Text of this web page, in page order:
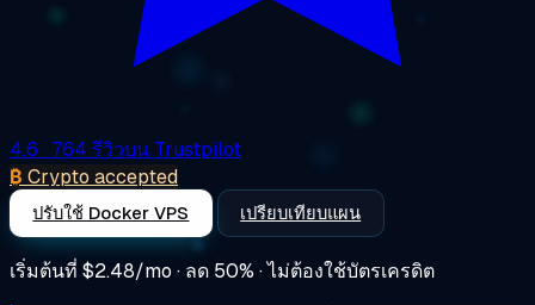
4.6 · 764 รีวิวบน Trustpilot
₿ Crypto accepted
ปรับใช้ Docker VPS เปรียบเทียบแผน
เริ่มต้นที่ $2.48/mo · ลด 50% · ไม่ต้องใช้บัตรเครดิต